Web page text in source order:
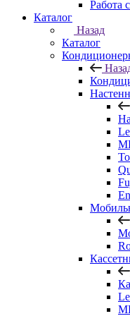
Работа
Каталог
Назад
Каталог